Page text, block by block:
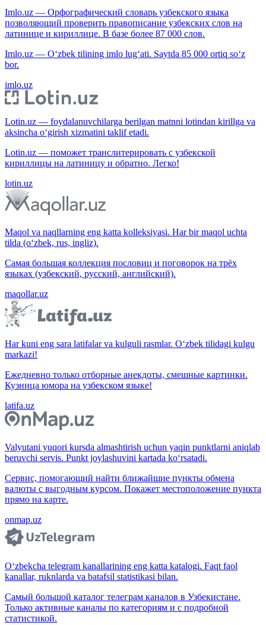
Imlo.uz — Орфографический словарь узбекского языка
позволяющий проверить правописание узбекских слов на
латинице и кириллице. В базе более 87 000 слов.
Imlo.uz — O‘zbek tilining imlo lug‘ati. Saytda 85 000 ortiq so‘z
bor.
imlo.uz
Lotin.uz — foydalanuvchilarga berilgan matnni lotindan kirillga va
aksincha o‘girish xizmatini taklif etadi.
Lotin.uz — поможет транслитерировать с узбекской
кириллицы на латиницу и обратно. Легко!
lotin.uz
Maqol va naqllarning eng katta kolleksiyasi. Har bir maqol uchta
tilda (o‘zbek, rus, ingliz).
Самая большая коллекция пословиц и поговорок на трёх
языках (узбекский, русский, английский).
maqollar.uz
Har kuni eng sara latifalar va kulguli rasmlar. O‘zbek tilidagi kulgu
markazi!
Ежедневно только отборные анекдоты, смешные картинки.
Кузница юмора на узбекском языке!
latifa.uz
Valyutani yuqori kursda almashtirish uchun yaqin punktlarni aniqlab
beruvchi servis. Punkt joylashuvini kartada ko‘rsatadi.
Сервис, помогающий найти ближайшие пункты обмена
валюты с выгодным курсом. Покажет местоположение пункта
прямо на карте.
onmap.uz
O‘zbekcha telegram kanallarining eng katta katalogi. Faqt faol
kanallar, ruknlarda va batafsil statistikasi bilan.
Самый большой каталог телеграм каналов в Узбекистане.
Только активные каналы по категориям и с подробной
статистикой.